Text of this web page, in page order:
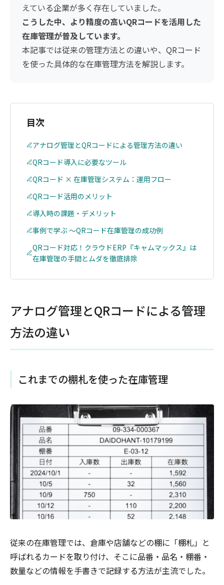
えている企業が多く存在していました。
こうした中、より精度の高いQRコードを活用した
在庫管理が普及しています。
本記事では従来の管理方法との違いや、QRコード
を使った具体的な在庫管理方法を解説します。
目次
アナログ管理とQRコードによる管理方法の違い
QRコード導入に必要なツール
QRコード × 在庫管理システム：運用フロー
QRコード活用のメリット
導入時の課題・デメリット
事例で学ぶ ～QRコード在庫管理の成功例
QRコード対応！クラウドERP『キャムマックス』は
在庫管理の手間とムダを徹底排除
アナログ管理とQRコードによる管理
方法の違い
これまでの棚札を使った在庫管理
従来の在庫管理では、倉庫や店舗などの棚に「棚札」と
呼ばれるカードを取り付け、そこに品番・品名・棚番・
数量などの情報を手書きで記録する方法が主流でした。